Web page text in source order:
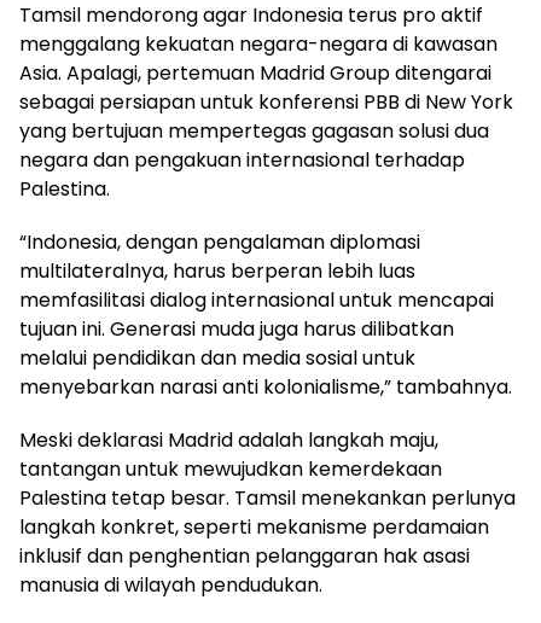
Tamsil mendorong agar Indonesia terus pro aktif
menggalang kekuatan negara-negara di kawasan
Asia. Apalagi, pertemuan Madrid Group ditengarai
sebagai persiapan untuk konferensi PBB di New York
yang bertujuan mempertegas gagasan solusi dua
negara dan pengakuan internasional terhadap
Palestina.
“Indonesia, dengan pengalaman diplomasi
multilateralnya, harus berperan lebih luas
memfasilitasi dialog internasional untuk mencapai
tujuan ini. Generasi muda juga harus dilibatkan
melalui pendidikan dan media sosial untuk
menyebarkan narasi anti kolonialisme,” tambahnya.
Meski deklarasi Madrid adalah langkah maju,
tantangan untuk mewujudkan kemerdekaan
Palestina tetap besar. Tamsil menekankan perlunya
langkah konkret, seperti mekanisme perdamaian
inklusif dan penghentian pelanggaran hak asasi
manusia di wilayah pendudukan.